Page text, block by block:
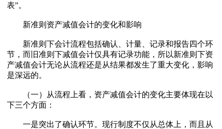
表”。
新准则资产减值会计的变化和影响
新准则下会计流程包括确认、计量、记录和报告四个环
节，而旧准则下减值会计仅具有记录功能，所以新准则下资
产减值会计无论从流程还是从结果都发生了重大变化，影响
是深远的。
（一）从流程上看，资产减值会计的变化主要体现在以
下三个方面：
一是突出了确认环节。现行制度不仅从总体上，而且从